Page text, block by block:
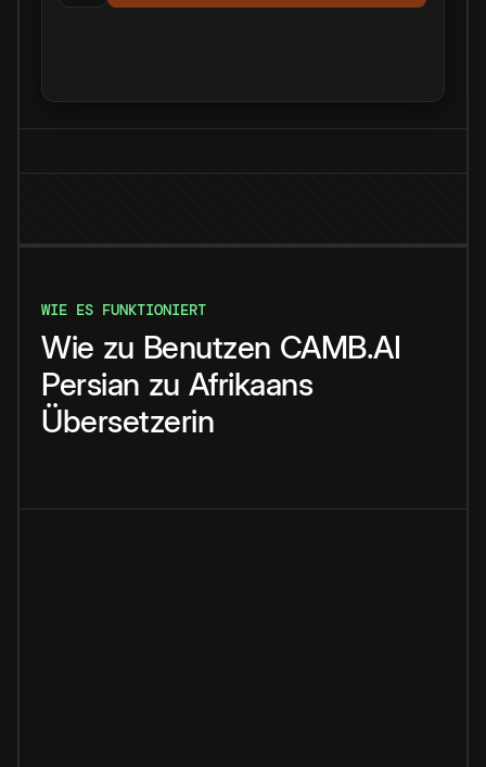
WIE ES FUNKTIONIERT
Wie zu Benutzen CAMB.AI
Persian zu Afrikaans
Übersetzerin